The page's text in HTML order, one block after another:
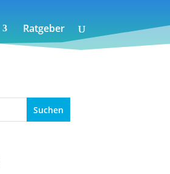
Ratgeber